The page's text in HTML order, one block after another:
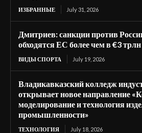
ИЗБРАННЫЕ July 31, 2026
Дмитриев: санкции против
обходятся ЕС более чем в €3 трлн
ВИДЫ СПОРТА July 19, 2026
Владикавказский колледж
открывает новое направление
моделирование и технология
промышленности»
ТЕХНОЛОГИЯ July 18, 2026